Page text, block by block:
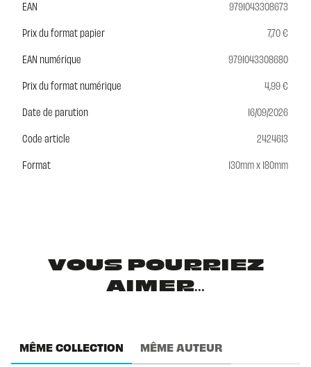
EAN
9791043308673
Prix du format papier
7,70 €
EAN numérique
9791043308680
Prix du format numérique
4,99 €
Date de parution
16/09/2026
Code article
2424613
Format
130mm x 180mm
VOUS POURRIEZ
AIMER...
MÊME COLLECTION MÊME AUTEUR